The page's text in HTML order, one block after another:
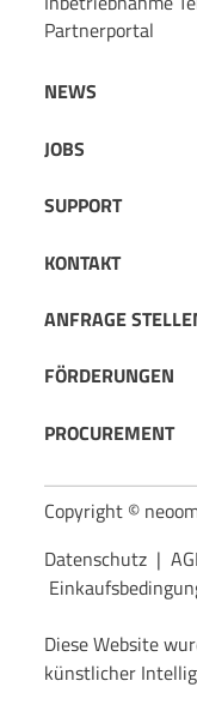
Partnerportal
NEWS
JOBS
SUPPORT
KONTAKT
ANFRAGE
FÖRDERUNGEN
PROCUREMENT
Copyright ©
Datenschutz|
Diese Website
künstlicher